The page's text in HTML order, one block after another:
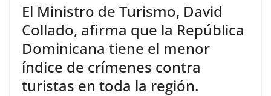
El Ministro de Turismo, David
Collado, afirma que la República
Dominicana tiene el menor
índice de crímenes contra
turistas en toda la región.